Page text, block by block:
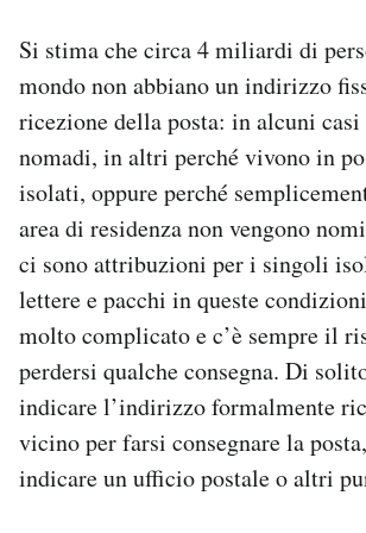
Si stima che circa 4 miliardi di
mondo non abbiano un indirizzo
ricezione della posta: in alcuni casi
nomadi, in altri perché vivono in
isolati, oppure perché
area di residenza non vengono
ci sono attribuzioni per i singoli
lettere e pacchi in queste
molto complicato e c’è sempre il
perdersi qualche consegna. Di
indicare l’indirizzo formalmente
vicino per farsi consegnare la
indicare un ufficio postale o altri